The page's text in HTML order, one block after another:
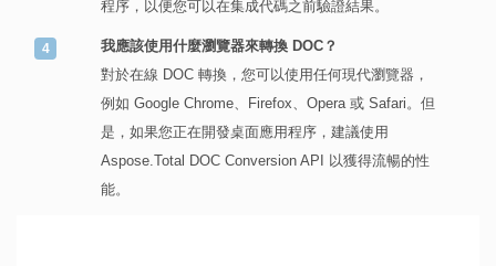
程序，以便您可以在集成代碼之前驗證結果。
我應該使用什麼瀏覽器來轉換 DOC？
對於在線 DOC 轉換，您可以使用任何現代瀏覽器，
例如 Google Chrome、Firefox、Opera 或 Safari。但
是，如果您正在開發桌面應用程序，建議使用
Aspose.Total DOC Conversion API 以獲得流暢的性
能。